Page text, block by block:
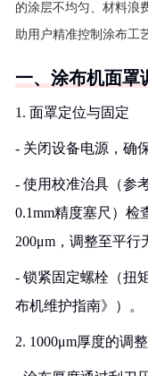
的涂层不均匀、材料浪
助用户精准控制涂布工
一、涂布机面罩
1. 面罩定位与固定
- 关闭设备电源，确
- 使用校准治具（参
0.1mm精度塞尺）检
200μm，调整至平行
- 锁紧固定螺栓（扭
布机维护指南》）。
2. 1000μm厚度的调